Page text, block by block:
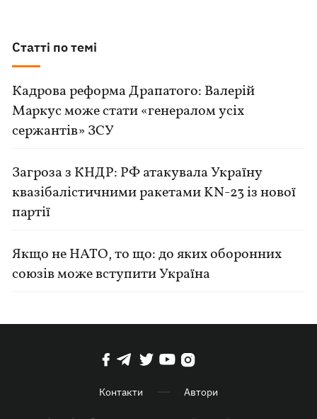
Статті по темі
Кадрова реформа Драпатого: Валерій
Маркус може стати «генералом усіх
сержантів» ЗСУ
Загроза з КНДР: РФ атакувала Україну
квазібалістичними ракетами KN-23 із нової
партії
Якщо не НАТО, то що: до яких оборонних
союзів може вступити Україна
Контакти Автори